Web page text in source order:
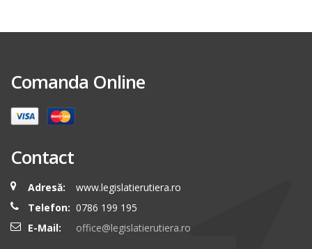
Comanda Online
Contact
Adresă:
www.legislatierutiera.ro
Telefon: 0786 199 195
E-Mail:
office@legislatierutiera.ro